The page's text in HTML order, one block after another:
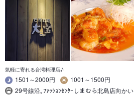
気軽に寄れる台湾料理店♪
1501～2000円
1001～1500円
29号線沿｡ﾌｧｯｼｮﾝｾﾝﾀｰしまむら北島店向かい